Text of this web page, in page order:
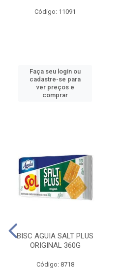
Código: 11091
Faça seu login ou
cadastre-se para
ver preços e
comprar
BISC AGUIA SALT PLUS
ORIGINAL 360G
Código: 8718